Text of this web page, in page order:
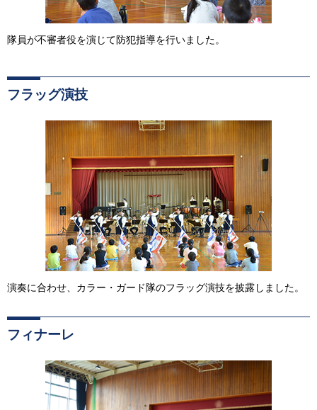
隊員が不審者役を演じて防犯指導を行いました。
フラッグ演技
演奏に合わせ、カラー・ガード隊のフラッグ演技を披露しました。
フィナーレ